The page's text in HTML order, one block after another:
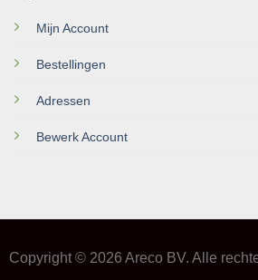
Mijn Account
Bestellingen
Adressen
Bewerk Account
Copyright © 2026 Areco BV. Alle